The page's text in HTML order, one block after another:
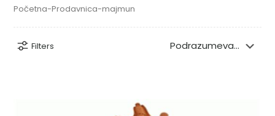
Početna-Prodavnica-majmun
Filters